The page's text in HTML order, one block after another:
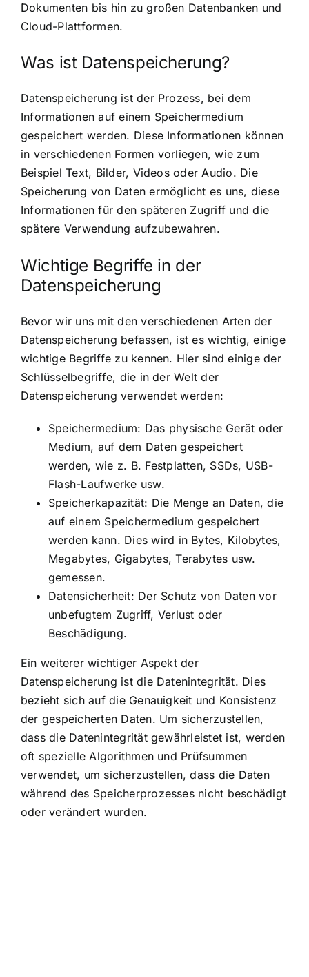
Dokumenten bis hin zu großen Datenbanken und
Cloud-Plattformen.
Was ist Datenspeicherung?
Datenspeicherung ist der Prozess, bei dem
Informationen auf einem Speichermedium
gespeichert werden. Diese Informationen können
in verschiedenen Formen vorliegen, wie zum
Beispiel Text, Bilder, Videos oder Audio. Die
Speicherung von Daten ermöglicht es uns, diese
Informationen für den späteren Zugriff und die
spätere Verwendung aufzubewahren.
Wichtige Begriffe in der
Datenspeicherung
Bevor wir uns mit den verschiedenen Arten der
Datenspeicherung befassen, ist es wichtig, einige
wichtige Begriffe zu kennen. Hier sind einige der
Schlüsselbegriffe, die in der Welt der
Datenspeicherung verwendet werden:
Speichermedium: Das physische Gerät oder
Medium, auf dem Daten gespeichert
werden, wie z. B. Festplatten, SSDs, USB-
Flash-Laufwerke usw.
Speicherkapazität: Die Menge an Daten, die
auf einem Speichermedium gespeichert
werden kann. Dies wird in Bytes, Kilobytes,
Megabytes, Gigabytes, Terabytes usw.
gemessen.
Datensicherheit: Der Schutz von Daten vor
unbefugtem Zugriff, Verlust oder
Beschädigung.
Ein weiterer wichtiger Aspekt der
Datenspeicherung ist die Datenintegrität. Dies
bezieht sich auf die Genauigkeit und Konsistenz
der gespeicherten Daten. Um sicherzustellen,
dass die Datenintegrität gewährleistet ist, werden
oft spezielle Algorithmen und Prüfsummen
verwendet, um sicherzustellen, dass die Daten
während des Speicherprozesses nicht beschädigt
oder verändert wurden.